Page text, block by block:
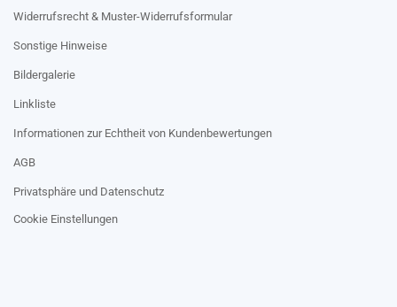
Widerrufsrecht & Muster-Widerrufsformular
Sonstige Hinweise
Bildergalerie
Linkliste
Informationen zur Echtheit von Kundenbewertungen
AGB
Privatsphäre und Datenschutz
Cookie Einstellungen